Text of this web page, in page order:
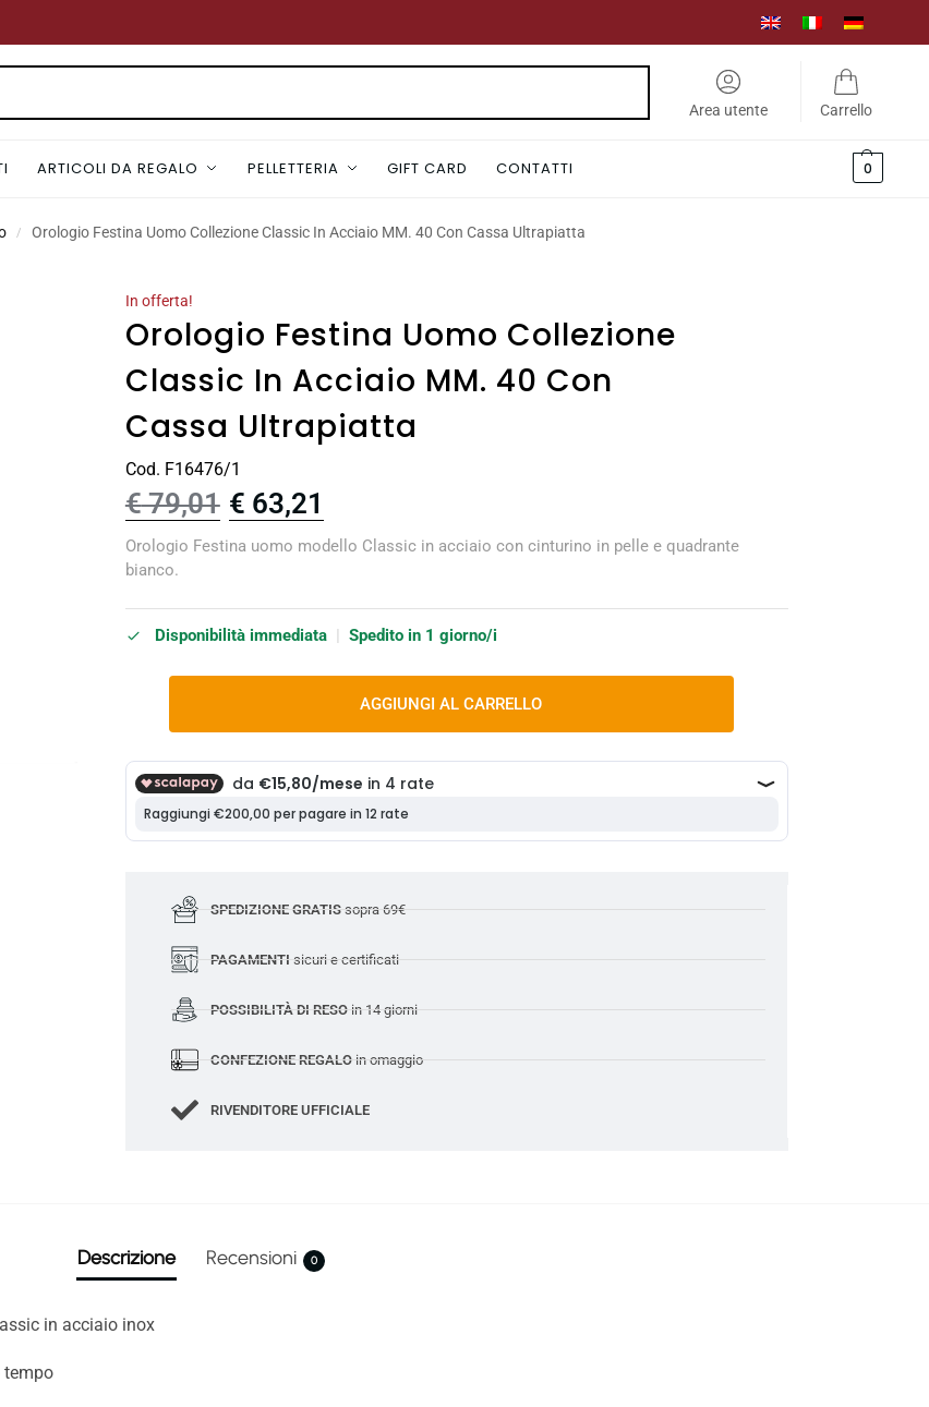
Area utente Carrello
ARTICOLI DA REGALO PELLETTERIA GIFT CARD CONTATTI 0
/ Orologio Festina Uomo Collezione Classic In Acciaio MM. 40 Con Cassa Ultrapiatta
In offerta!
Orologio Festina Uomo Collezione
Classic In Acciaio MM. 40 Con
Cassa Ultrapiatta
Cod. F16476/1
€79,01 € 63,21
Orologio Festina uomo modello Classic in acciaio con cinturino in pelle e quadrante
bianco.
Disponibilità immediata Spedito in 1 giorno/i
AGGIUNGI AL CARRELLO
SPEDIZIONE GRATIS sopra 69€
PAGAMENTI sicuri e certificati
POSSIBILITÀ DI RESO in 14 giorni
CONFEZIONE REGALO in omaggio
RIVENDITORE UFFICIALE
Descrizione Recensioni 0
in acciaio inox
tempo